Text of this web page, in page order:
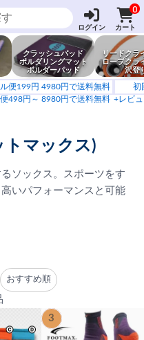
ログイン
0
カート
クラッシュパッド
ボルダリングマット
ボルダーパッド
リードクラ
ロープクラ
沢登
ル便199円 4980円で送料無料
498円～ 8980円で送料無料
初
+レビ
トマックス)
ソックス。スポーツをす
いパフォーマンスと可能
おすすめ順
3